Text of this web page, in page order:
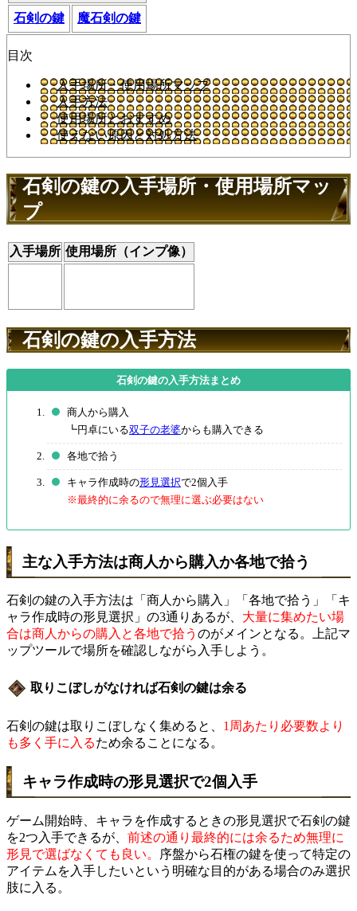
石剣の鍵
魔石剣の鍵
目次
入手場所・使用場所マップ
入手方法
使用場所とおすすめ
使えない原因と対処方法
石剣の鍵の入手場所・使用場所マッ
プ
入手場所 使用場所（インプ像）
石剣の鍵の入手方法
商人から購入
┗円卓にいる双子の老婆からも購入できる
各地で拾う
キャラ作成時の形見選択で2個入手
※最終的に余るので無理に選ぶ必要はない
主な入手方法は商人から購入か各地で拾う
石剣の鍵の入手方法は「商人から購入」「各地で拾う」「キ
ャラ作成時の形見選択」の3通りあるが、 大量に集めたい場
合は商人からの購入と各地で拾う のがメインとなる。上記マ
ップツールで場所を確認しながら入手しよう。
取りこぼしがなければ石剣の鍵は余る
石剣の鍵は取りこぼしなく集めると、 1周あたり必要数より
も多く手に入るため余ることになる。
キャラ作成時の形見選択で2個入手
ゲーム開始時、キャラを作成するときの形見選択で石剣の鍵
を2つ入手できるが、 前述の通り最終的には余るため無理に
形見で選ばなくても良い。
序盤から石権の鍵を使って特定の
アイテムを入手したいという明確な目的がある場合のみ選択
肢に入る。